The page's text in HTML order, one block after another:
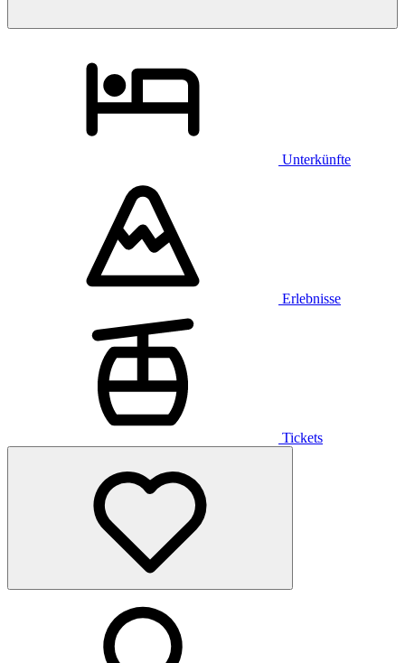
Unterkünfte
Erlebnisse
Tickets